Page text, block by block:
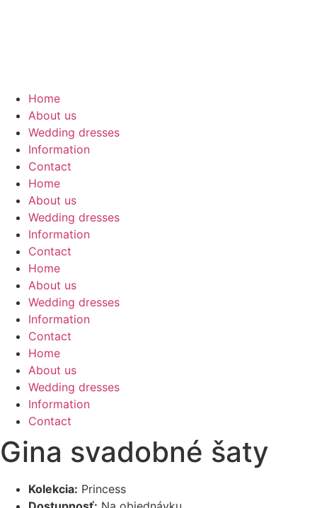
Home
About us
Wedding dresses
Information
Contact
Home
About us
Wedding dresses
Information
Contact
Home
About us
Wedding dresses
Information
Contact
Home
About us
Wedding dresses
Information
Contact
Gina svadobné šaty
Kolekcia: Princess